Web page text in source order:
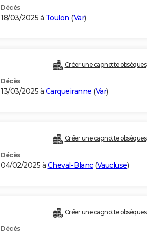
Décès
18/03/2025 à Toulon (Var)
Créer une cagnotte obsèques
Décès
13/03/2025 à Carqueiranne (Var)
Créer une cagnotte obsèques
Décès
04/02/2025 à Cheval-Blanc(Vaucluse)
Créer une cagnotte obsèques
Décès